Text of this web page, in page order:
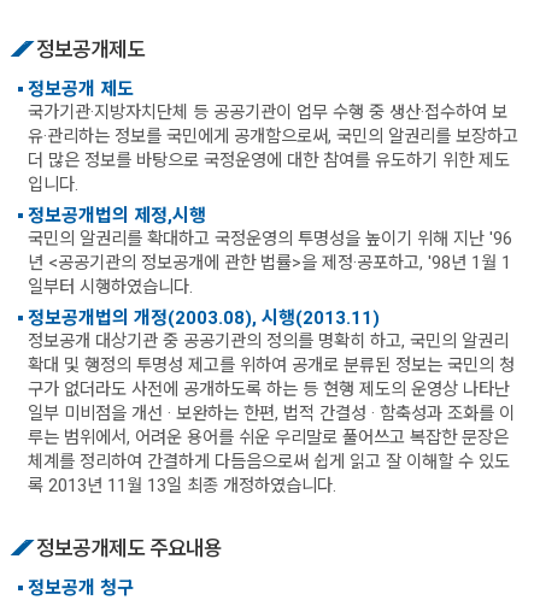
정보공개제도
정보공개 제도
국가기관·지방자치단체 등 공공기관이 업무 수행 중 생산·접수하여 보
유·관리하는 정보를 국민에게 공개함으로써, 국민의 알권리를 보장하고
더 많은 정보를 바탕으로 국정운영에 대한 참여를 유도하기 위한 제도
입니다.
정보공개법의 제정,시행
국민의 알권리를 확대하고 국정운영의 투명성을 높이기 위해 지난 '96
년 <공공기관의 정보공개에 관한 법률>을 제정·공포하고, '98년 1월 1
일부터 시행하였습니다.
정보공개법의 개정(2003.08), 시행(2013.11)
정보공개 대상기관 중 공공기관의 정의를 명확히 하고, 국민의 알권리
확대 및 행정의 투명성 제고를 위하여 공개로 분류된 정보는 국민의 청
구가 없더라도 사전에 공개하도록 하는 등 현행 제도의 운영상 나타난
일부 미비점을 개선 · 보완하는 한편, 법적 간결성 · 함축성과 조화를 이
루는 범위에서, 어려운 용어를 쉬운 우리말로 풀어쓰고 복잡한 문장은
체계를 정리하여 간결하게 다듬음으로써 쉽게 읽고 잘 이해할 수 있도
록 2013년 11월 13일 최종 개정하였습니다.
정보공개제도 주요내용
정보공개 청구